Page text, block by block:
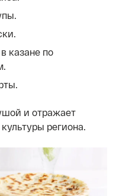
казане по
и отражает
региона.